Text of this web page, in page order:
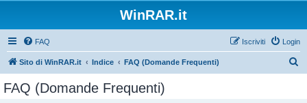
WinRAR.it
FAQ Login
Iscriviti
Sito di WinRAR.it Indice FAQ (Domande Frequenti)
FAQ (Domande Frequenti)